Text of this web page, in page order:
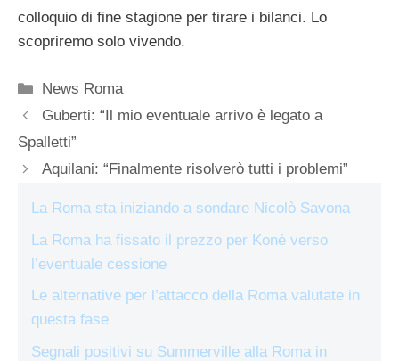
colloquio di fine stagione per tirare i bilanci. Lo
scopriremo solo vivendo.
Categorie
News Roma
Guberti: “Il mio eventuale arrivo è legato a
Spalletti”
Aquilani: “Finalmente risolverò tutti i problemi”
La Roma sta iniziando a sondare Nicolò Savona
La Roma ha fissato il prezzo per Koné verso
l’eventuale cessione
Le alternative per l’attacco della Roma valutate in
questa fase
Segnali positivi su Summerville alla Roma in